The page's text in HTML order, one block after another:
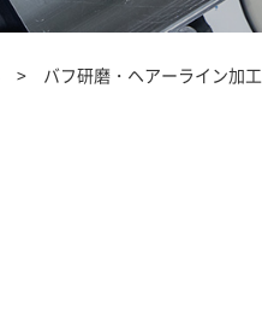
バフ研磨・ヘアーライン加工